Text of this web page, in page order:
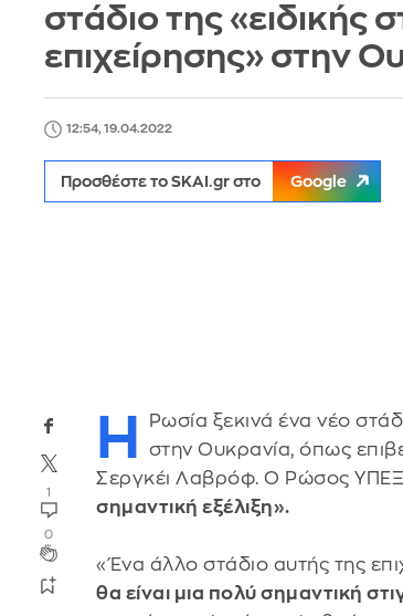
στάδιο της «ειδικής
επιχείρησης» στην
12:54, 19.04.2022
Προσθέστε το SKAI.gr στο Google
1
0
H Ρωσία ξεκινά ένα νέο
στην Ουκρανία, όπως
Σεργκέι Λαβρόφ. Ο Ρώσος ΥΠΕΞ
σημαντική εξέλιξη».
«Ένα άλλο στάδιο αυτής της
θα είναι μια πολύ σημαντική